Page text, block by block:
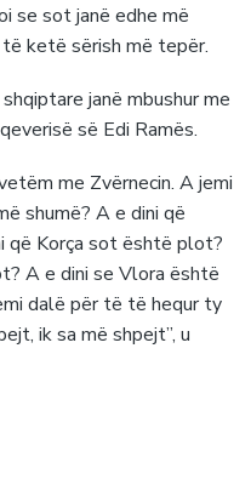
se sot janë edhe më
ketë sërish më tepër.
janë mbushur me
së Edi Ramës.
me Zvërnecin. A jemi
shumë? A e dini që
që Korça sot është plot?
A e dini se Vlora është
dalë për të të hequr ty
ik sa më shpejt”, u